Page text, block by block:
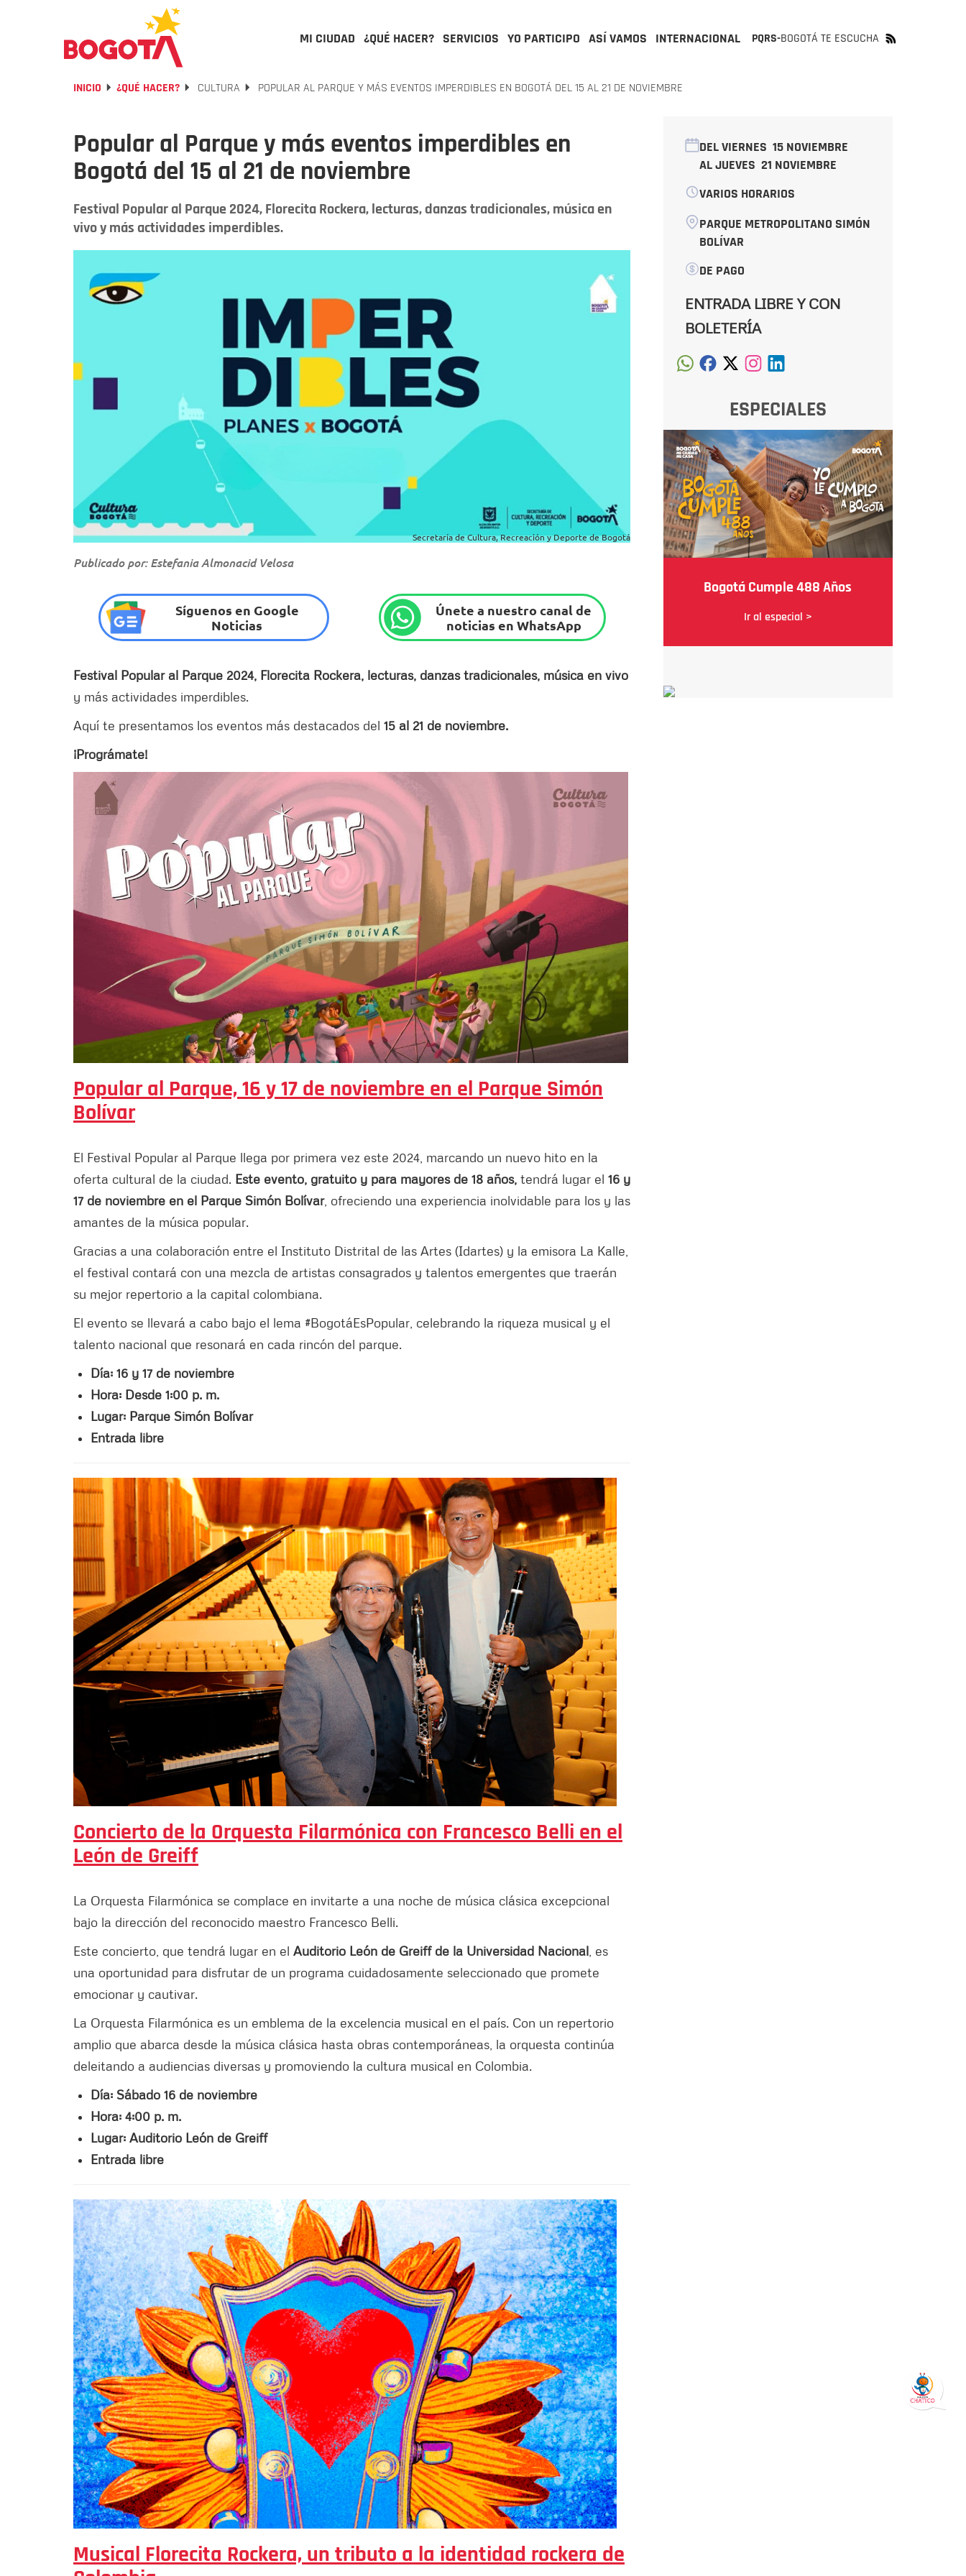
MI CIUDAD ¿QUÉ HACER? SERVICIOS YO PARTICIPO ASÍ VAMOS INTERNACIONAL PQRS-BOGOTÁ TE ESCUCHA
INICIO ¿QUÉ HACER? CULTURA POPULAR AL PARQUE Y MÁS EVENTOS IMPERDIBLES EN BOGOTÁ DEL 15 AL 21 DE NOVIEMBRE
Popular al Parque y más eventos imperdibles en
Bogotá del 15 al 21 de noviembre
Festival Popular al Parque 2024, Florecita Rockera, lecturas, danzas tradicionales, música en
vivo y más actividades imperdibles.
Secretaría de Cultura, Recreación y Deporte de Bogotá
Publicado por: Estefania Almonacid Velosa
Síguenos en Google
Noticias
Únete a nuestro canal de
noticias en WhatsApp
Festival Popular al Parque 2024, Florecita Rockera, lecturas, danzas tradicionales, música en vivo
y más actividades imperdibles.
Aquí te presentamos los eventos más destacados del 15 al 21 de noviembre.
¡Prográmate!
Popular al Parque, 16 y 17 de noviembre en el Parque Simón
Bolívar
El Festival Popular al Parque llega por primera vez este 2024, marcando un nuevo hito en la
oferta cultural de la ciudad. Este evento, gratuito y para mayores de 18 años, tendrá lugar el 16 y
17 de noviembre en el Parque Simón Bolívar, ofreciendo una experiencia inolvidable para los y las
amantes de la música popular.
Gracias a una colaboración entre el Instituto Distrital de las Artes (Idartes) y la emisora La Kalle,
el festival contará con una mezcla de artistas consagrados y talentos emergentes que traerán
su mejor repertorio a la capital colombiana.
El evento se llevará a cabo bajo el lema #BogotáEsPopular, celebrando la riqueza musical y el
talento nacional que resonará en cada rincón del parque.
Día: 16 y 17 de noviembre
Hora: Desde 1:00 p. m.
Lugar: Parque Simón Bolívar
Entrada libre
Concierto de la Orquesta Filarmónica con Francesco Belli en el
León de Greiff
La Orquesta Filarmónica se complace en invitarte a una noche de música clásica excepcional
bajo la dirección del reconocido maestro Francesco Belli.
Este concierto, que tendrá lugar en el Auditorio León de Greiff de la Universidad Nacional, es
una oportunidad para disfrutar de un programa cuidadosamente seleccionado que promete
emocionar y cautivar.
La Orquesta Filarmónica es un emblema de la excelencia musical en el país. Con un repertorio
amplio que abarca desde la música clásica hasta obras contemporáneas, la orquesta continúa
deleitando a audiencias diversas y promoviendo la cultura musical en Colombia.
Día: Sábado 16 de noviembre
Hora: 4:00 p. m.
Lugar: Auditorio León de Greiff
Entrada libre
Musical Florecita Rockera, un tributo a la identidad rockera de
DEL VIERNES 15 NOVIEMBRE
AL JUEVES 21 NOVIEMBRE
VARIOS HORARIOS
PARQUE METROPOLITANO SIMÓN
BOLÍVAR
DE PAGO
ENTRADA LIBRE Y CON
BOLETERÍA
ESPECIALES
Bogotá Cumple 488 Años
Ir al especial >